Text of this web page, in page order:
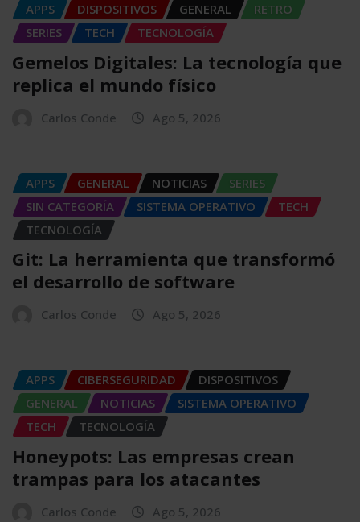
APPS DISPOSITIVOS GENERAL
RETRO
SERIES
TECH TECNOLOGÍA
Gemelos Digitales: La tecnología que
replica el mundo físico
Carlos Conde Ago 5, 2026
APPS GENERAL NOTICIAS
SERIES
SIN CATEGORÍA
SISTEMA OPERATIVO
TECH
TECNOLOGÍA
Git: La herramienta que transformó
el desarrollo de software
Carlos Conde Ago 5, 2026
APPS CIBERSEGURIDAD
DISPOSITIVOS
GENERAL
NOTICIAS
SISTEMA OPERATIVO
TECH
TECNOLOGÍA
Honeypots: Las empresas crean
trampas para los atacantes
Carlos Conde Ago 5, 2026